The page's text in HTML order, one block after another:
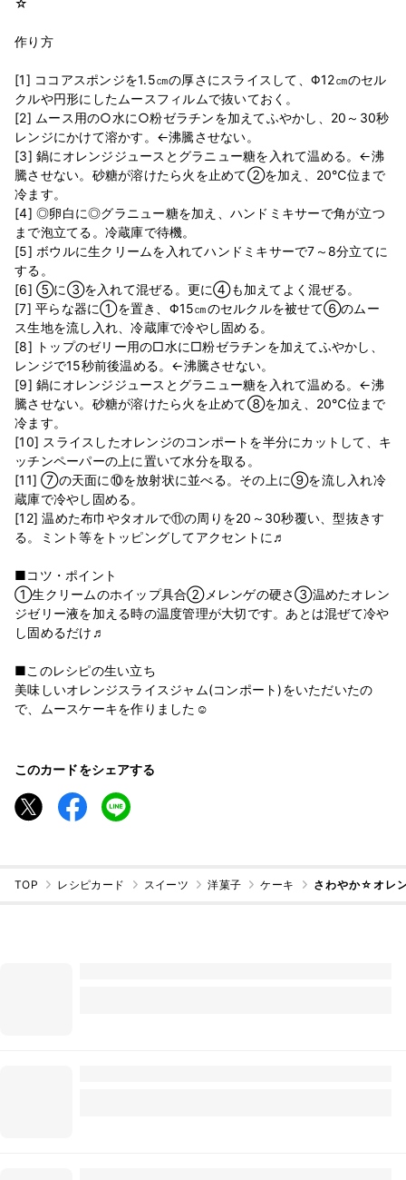
☆
作り方
[1] ココアスポンジを1.5㎝の厚さにスライスして、Φ12㎝のセル
クルや円形にしたムースフィルムで抜いておく。
[2] ムース用の○水に○粉ゼラチンを加えてふやかし、20～30秒
レンジにかけて溶かす。←沸騰させない。
[3] 鍋にオレンジジュースとグラニュー糖を入れて温める。←沸
騰させない。砂糖が溶けたら火を止めて②を加え、20℃位まで
冷ます。
[4] ◎卵白に◎グラニュー糖を加え、ハンドミキサーで角が立つ
まで泡立てる。冷蔵庫で待機。
[5] ボウルに生クリームを入れてハンドミキサーで7～8分立てに
する。
[6] ⑤に③を入れて混ぜる。更に④も加えてよく混ぜる。
[7] 平らな器に①を置き、Φ15㎝のセルクルを被せて⑥のムー
ス生地を流し入れ、冷蔵庫で冷やし固める。
[8] トップのゼリー用の□水に□粉ゼラチンを加えてふやかし、
レンジで15秒前後温める。←沸騰させない。
[9] 鍋にオレンジジュースとグラニュー糖を入れて温める。←沸
騰させない。砂糖が溶けたら火を止めて⑧を加え、20℃位まで
冷ます。
[10] スライスしたオレンジのコンポートを半分にカットして、キ
ッチンペーパーの上に置いて水分を取る。
[11] ⑦の天面に⑩を放射状に並べる。その上に⑨を流し入れ冷
蔵庫で冷やし固める。
[12] 温めた布巾やタオルで⑪の周りを20～30秒覆い、型抜きす
る。ミント等をトッピングしてアクセントに♬
■コツ・ポイント
①生クリームのホイップ具合②メレンゲの硬さ③温めたオレン
ジゼリー液を加える時の温度管理が大切です。あとは混ぜて冷や
し固めるだけ♬
■このレシピの生い立ち
美味しいオレンジスライスジャム(コンポート)をいただいたの
で、ムースケーキを作りました☺
このカードをシェアする
TOP レシピカード スイーツ 洋菓子 ケーキ さわやか☆オレ